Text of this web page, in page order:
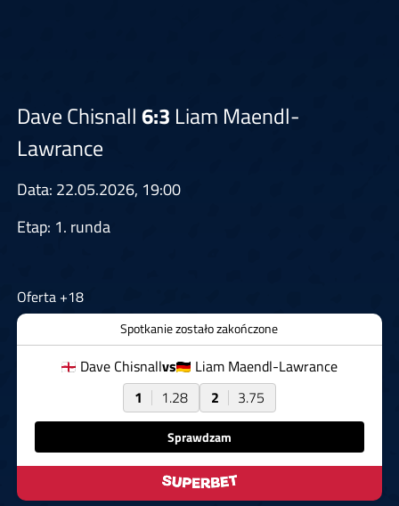
Dave Chisnall6:3 Liam Maendl-
Lawrance
Data: 22.05.2026, 19:00
Etap: 1. runda
Oferta +18
Spotkanie zostało zakończone
Dave Chisnallvs
Liam Maendl-Lawrance
1
1.28 2 3.75
Sprawdzam